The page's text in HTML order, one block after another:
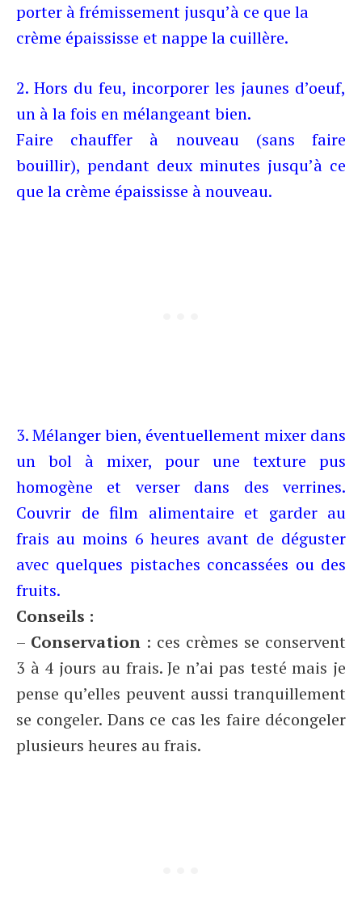
porter à frémissement jusqu’à ce que la
crème épaississe et nappe la cuillère.
2. Hors du feu, incorporer les jaunes d’oeuf,
un à la fois en mélangeant bien.
Faire chauffer à nouveau (sans faire
bouillir), pendant deux minutes jusqu’à ce
que la crème épaississe à nouveau.
3. Mélanger bien, éventuellement mixer dans
un bol à mixer, pour une texture pus
homogène et verser dans des verrines.
Couvrir de film alimentaire et garder au
frais au moins 6 heures avant de déguster
avec quelques pistaches concassées ou des
fruits.
Conseils :
– Conservation : ces crèmes se conservent
3 à 4 jours au frais. Je n’ai pas testé mais je
pense qu’elles peuvent aussi tranquillement
se congeler. Dans ce cas les faire décongeler
plusieurs heures au frais.